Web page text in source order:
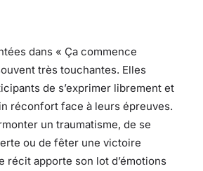
dans « Ça commence
très touchantes. Elles
de s’exprimer librement et
réconfort face à leurs épreuves.
un traumatisme, de se
ou de fêter une victoire
récit apporte son lot d’émotions